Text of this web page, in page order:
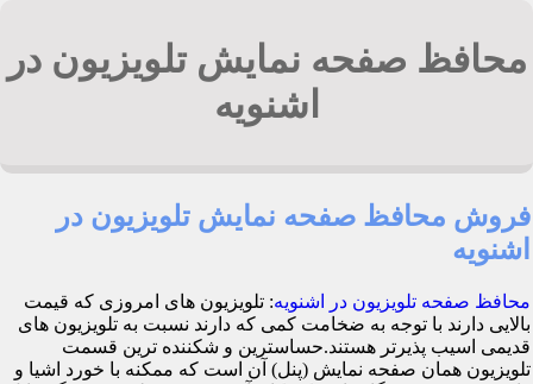
محافظ صفحه نمایش تلویزیون در
اشنویه
فروش محافظ صفحه نمایش تلویزیون در
اشنویه
محافظ صفحه تلویزیون در اشنویه: تلویزیون های امروزی که قیمت
بالایی دارند با توجه به ضخامت کمی که دارند نسبت به تلویزیون های
قدیمی اسیب پذیرتر هستند.حساسترین و شکننده ترین قسمت
تلویزیون همان صفحه نمایش (پنل) آن است که ممکنه با خورد اشیا و